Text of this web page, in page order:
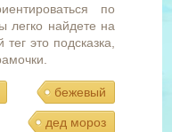
по
легко найдете на
это подсказка,
бежевый
дед мороз